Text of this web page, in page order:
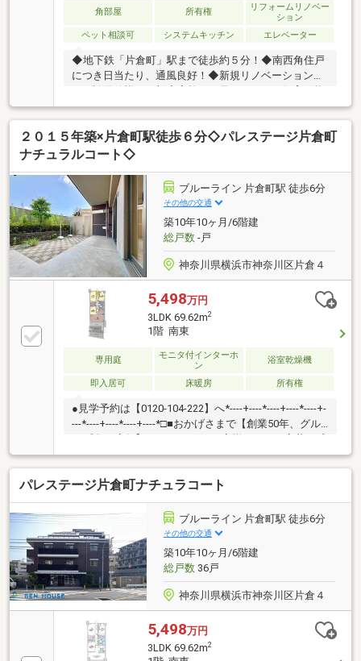
角部屋 所有権
リフォームリノベー
ション
ペット相談可
システムキッチン エレベーター
◆地下鉄「片倉町」駅まで徒歩約５分！◆南西角住戸
につき日当たり、通風良好！◆新規リノベーションに
です（細則有）◆出入りはオートロックでしっかり管
理！【株式会社リビングライフ】創業35年の信頼で未
公開情報多数のリビングライフがご紹介します。宅建
士×FP×住宅ローンアドバイザーの資格を併せ持つ『ラ
見据えたライフプランを無料作成。お気軽にご相談下
さい！☆物件のお問合せは〈0120-554-077〉☆
２０１５年築×片倉町駅徒歩６分◇パレステージ片倉町
ナチュラルコート◇
ブルーライン 片倉町駅 徒歩6分
その他の交通
築10年10ヶ月/6階建
総戸数-戸
神奈川県横浜市神奈川区片倉４
5,498万円
3LDK 69.62m2
1階 南東
専用庭
モニタ付インターホ
ン
浴室乾燥機
即入居可 床暖房 所有権
●見学予約は【0120-104-222】へ*----+----*----+----*----+-
---*----+----*----+----*□■おかげさまで【創業50年、グル
謝してこれからも楽しく素敵なお家探しをお約束しま
す。お家探しを始めてみようと思われたらまずは、お
気軽に東宝ハウス新横浜に相談してみませんか？何も
決まっていなくて大丈夫！まずはお客様の夢をお聞か
せください！「行って良かったね」と思っていただけ
るように、スタッフ一同【夢に人に住まいに本気で
す！】お客様のお問合せをお待ちしております☆
パレステージ片倉町ナチュラコート
ブルーライン 片倉町駅 徒歩6分
その他の交通
築10年10ヶ月/6階建
総戸数36戸
神奈川県横浜市神奈川区片倉４
5,498万円
3LDK 69.62m2